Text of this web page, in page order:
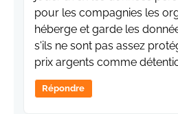
pour les compagnies les
héberge et garde les
s'ils ne sont pas assez
prix argents comme
Répondre